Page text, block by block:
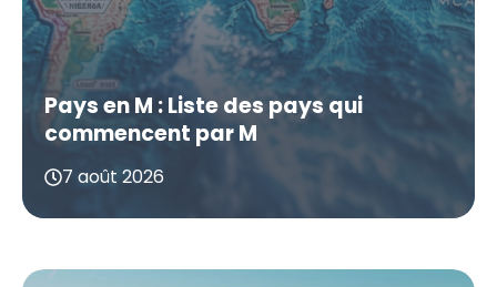
Pays en M : Liste des pays qui
commencent par M
7 août 2026